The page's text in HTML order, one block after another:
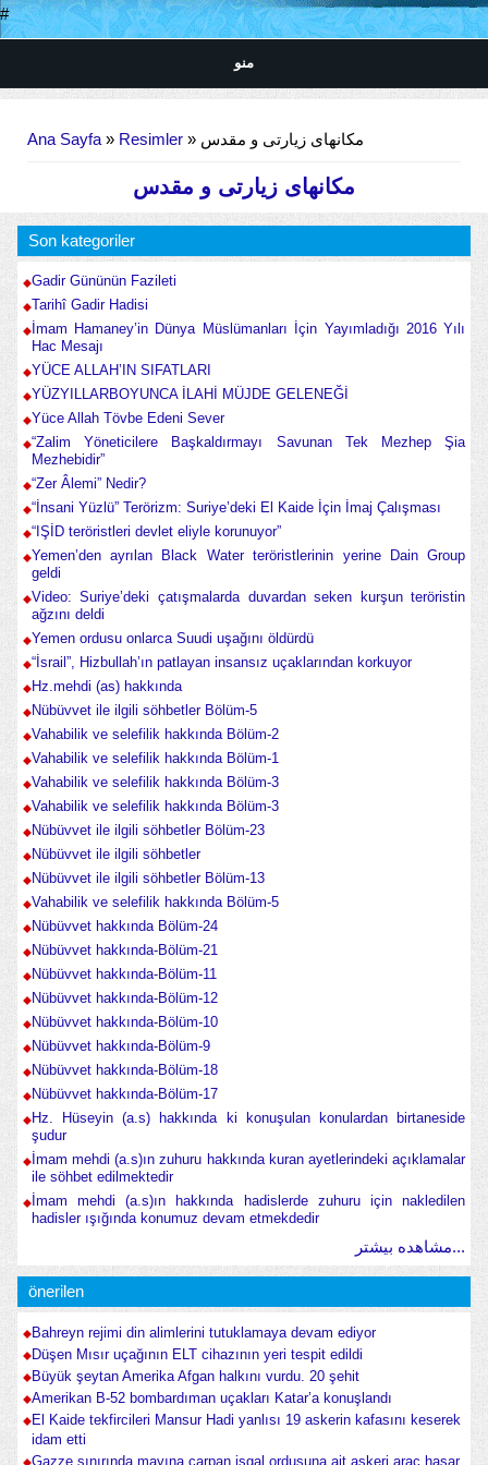
#
منو
Ana Sayfa» Resimler » مکانهای زیارتی و مقدس
مکانهای زیارتی و مقدس
Son kategoriler
Gadir Gününün Fazileti
Tarihî Gadir Hadisi
İmam Hamaney’in Dünya Müslümanları İçin Yayımladığı 2016 Yılı
Hac Mesajı
YÜCE ALLAH’IN SIFATLARI
YÜZYILLARBOYUNCA İLAHİ MÜJDE GELENEĞİ
Yüce Allah Tövbe Edeni Sever
“Zalim Yöneticilere Başkaldırmayı Savunan Tek Mezhep Şia
Mezhebidir”
“Zer Âlemi” Nedir?
“İnsani Yüzlü” Terörizm: Suriye’deki El Kaide İçin İmaj Çalışması
“IŞİD teröristleri devlet eliyle korunuyor”
Yemen’den ayrılan Black Water teröristlerinin yerine Dain Group
geldi
Video: Suriye’deki çatışmalarda duvardan seken kurşun teröristin
ağzını deldi
Yemen ordusu onlarca Suudi uşağını öldürdü
“İsrail”, Hizbullah’ın patlayan insansız uçaklarından korkuyor
Hz.mehdi (as) hakkında
Nübüvvet ile ilgili söhbetler Bölüm-5
Vahabilik ve selefilik hakkında Bölüm-2
Vahabilik ve selefilik hakkında Bölüm-1
Vahabilik ve selefilik hakkında Bölüm-3
Vahabilik ve selefilik hakkında Bölüm-3
Nübüvvet ile ilgili söhbetler Bölüm-23
Nübüvvet ile ilgili söhbetler
Nübüvvet ile ilgili söhbetler Bölüm-13
Vahabilik ve selefilik hakkında Bölüm-5
Nübüvvet hakkında Bölüm-24
Nübüvvet hakkında-Bölüm-21
Nübüvvet hakkında-Bölüm-11
Nübüvvet hakkında-Bölüm-12
Nübüvvet hakkında-Bölüm-10
Nübüvvet hakkında-Bölüm-9
Nübüvvet hakkında-Bölüm-18
Nübüvvet hakkında-Bölüm-17
Hz. Hüseyin (a.s) hakkında ki konuşulan konulardan birtaneside
şudur
İmam mehdi (a.s)ın zuhuru hakkında kuran ayetlerindeki açıklamalar
ile söhbet edilmektedir
İmam mehdi (a.s)ın hakkında hadislerde zuhuru için nakledilen
hadisler ışığında konumuz devam etmekdedir
مشاهده بیشتر...
önerilen
Bahreyn rejimi din alimlerini tutuklamaya devam ediyor
Düşen Mısır uçağının ELT cihazının yeri tespit edildi
Büyük şeytan Amerika Afgan halkını vurdu. 20 şehit
Amerikan B-52 bombardıman uçakları Katar’a konuşlandı
El Kaide tekfircileri Mansur Hadi yanlısı 19 askerin kafasını keserek
idam etti
Gazze sınırında mayına çarpan işgal ordusuna ait askeri araç hasar